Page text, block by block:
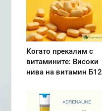
Когато прекалим с
витамините: Високи
нива на витамин Б12